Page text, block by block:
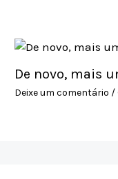
De novo, mais
Deixe um comentário /